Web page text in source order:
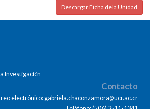
Descargar Ficha de la Unidad
Investigación
Contacto
electrónico: gabriela.chaconzamora@ucr.ac.cr